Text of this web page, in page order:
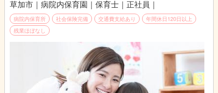
草加市｜病院内保育園｜保育士｜正社員｜
病院内保育所 社会保険完備 交通費支給あり
年間休日120日以上
残業ほぼなし